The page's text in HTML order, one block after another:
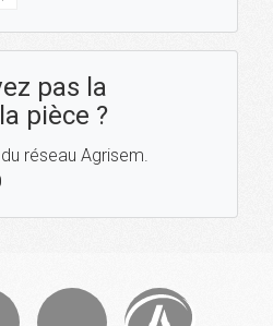
pas la
pièce ?
réseau Agrisem.